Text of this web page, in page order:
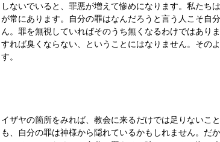
しないでいると、罪悪が増えて惨めになります。私たち
が常にあります。自分の罪はなんだろうと言う人こそ自
ん。罪を無視していればそのうち無くなるわけではあり
すれば臭くならない、ということにはなりません。その
す。
イザヤの箇所をみれば、教会に来るだけでは足りないこ
も、自分の罪は神様から隠れているかもしれません。だ